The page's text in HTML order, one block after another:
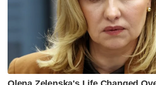
जोक ने 31 अंक, 13 रिबाउंड और 10
जमाल मरे के साथ डेनवर स्कोरिंग का
पास आठ रिबाउंड और सात सहायता के
पेसर्स को अभी भी घायल टायरेस
है, इंडियाना की स्कोरिंग का नेतृत्व माइल्स
साथ किया, जबकि नए भर्ती पास्कल